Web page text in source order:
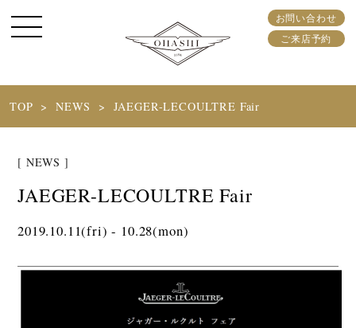
お問い合わせ
ご来店予約
TOP NEWS JAEGER-LECOULTRE Fair
[ NEWS ]
JAEGER-LECOULTRE Fair
2019.10.11(fri) - 10.28(mon)